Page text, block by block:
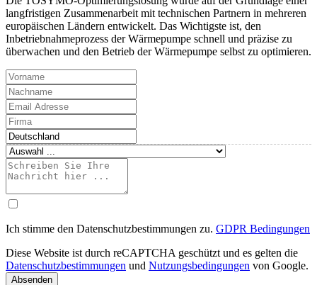
langfristigen Zusammenarbeit mit technischen Partnern in mehreren
europäischen Ländern entwickelt. Das Wichtigste ist, den
Inbetriebnahmeprozess der Wärmepumpe schnell und präzise zu
überwachen und den Betrieb der Wärmepumpe selbst zu optimieren.
Ich stimme den Datenschutzbestimmungen zu. GDPR Bedingungen
Diese Website ist durch reCAPTCHA geschützt und es gelten die
Datenschutzbestimmungen und Nutzungsbedingungen von Google.
Absenden